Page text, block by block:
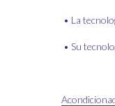
• La
• Su